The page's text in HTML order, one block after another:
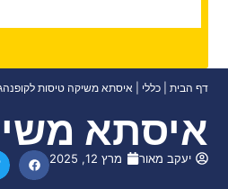
דף הבית כללי איסתא משיקה טיסות
איסתא
יעקב מאור מרץ 12, 2025